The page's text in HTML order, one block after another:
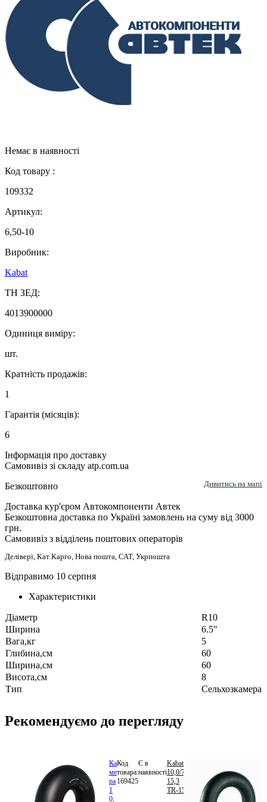
Немає в наявності
Код товару :
109332
Артикул:
6,50-10
Виробник:
Kabat
ТН ЗЕД:
4013900000
Одиниця виміру:
шт.
Кратність продажів:
1
Гарантія (місяців):
6
Інформація про доставку
Самовивіз зі складу atp.com.ua
Безкоштовно
Дивитись на мапі
Доставка кур'єром Автокомпоненти Автек
Безкоштовна доставка по Україні замовлень на суму від 3000
грн.
Самовивіз з відділень поштових операторів
Делівері, Кат Карго, Нова пошта, САТ, Укрпошта
Відправимо 10 серпня
Характеристики
Діаметр
R10
Ширина
6.5"
Вага,кг
5
Глибина,см
60
Ширина,см
60
Висота,см
8
Тип
Сельхозкамера
Рекомендуємо до перегляду
Ка
ме
ра
1
0,
Код
товара:
169425
Є в
наявності
Kabat
10,0/75-
15,3
TR-15
В
кошик